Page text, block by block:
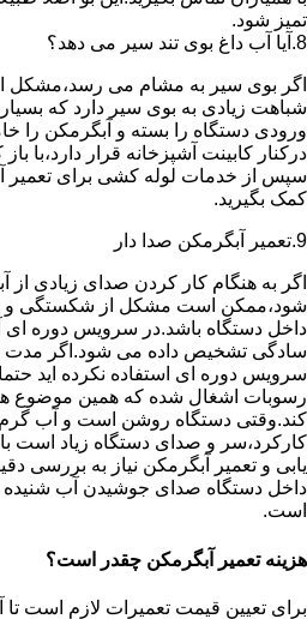
تمیز شود.
8.آیا آب داغ بوی تند سیر می دهد؟
اگر بوی سیر به مشام می رسد،مشکل
شباهت زیادی به بوی سیر دارد که
ورودی دستگاه را بسته و آبگرمکن را
درکنار کابینت آشپزخانه قرار دارد،با
سپس از خدمات لوله کشی برای تعمیر
کمک بگیرید.
9.تعمیر آبگرمکن صدا دار
اگر به هنگام کار کردن صدای زیادی
شود،ممکن است مشکل از شکستگی و
داخل دستگاه باشد.در سرویس دوره ای
سادگی تشخیص داده می شود.اگر مدت
سرویس دوره ای استفاده نکرده اید
رسوبات اشغال شده که همین موضوع
کند.وقتی دستگاه روشن است و آب گرم
کارکرد،سر و صدای دستگاه زیاد است
یابی و تعمیر آبگرمکن نیاز به بررسی
داخل دستگاه صدای جوشیدن آب
است.
هزینه تعمیر آبگرمکن چقدر است؟
برای تعیین قیمت تعمیرات لازم است